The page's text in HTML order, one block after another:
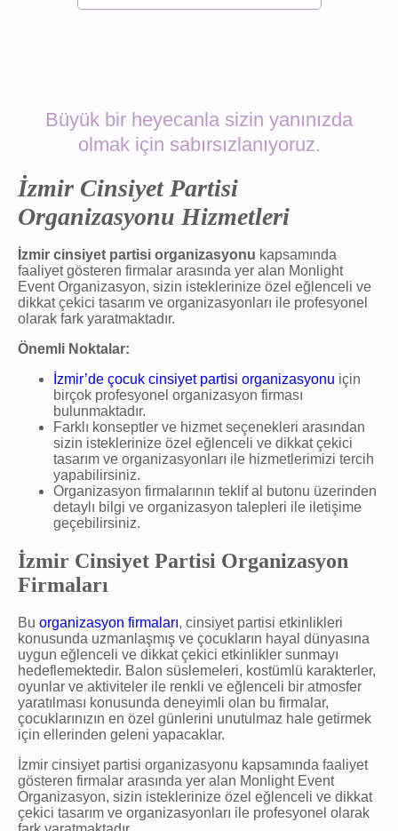
Büyük bir heyecanla sizin yanınızda
olmak için sabırsızlanıyoruz.
İzmir Cinsiyet Partisi
Organizasyonu Hizmetleri
İzmir cinsiyet partisi organizasyonu kapsamında
faaliyet gösteren firmalar arasında yer alan Monlight
Event Organizasyon, sizin isteklerinize özel eğlenceli ve
dikkat çekici tasarım ve organizasyonları ile profesyonel
olarak fark yaratmaktadır.
Önemli Noktalar:
İzmir’de çocuk cinsiyet partisi organizasyonu için
birçok profesyonel organizasyon firması
bulunmaktadır.
Farklı konseptler ve hizmet seçenekleri arasından
sizin isteklerinize özel eğlenceli ve dikkat çekici
tasarım ve organizasyonları ile hizmetlerimizi tercih
yapabilirsiniz.
Organizasyon firmalarının teklif al butonu üzerinden
detaylı bilgi ve organizasyon talepleri ile iletişime
geçebilirsiniz.
İzmir Cinsiyet Partisi Organizasyon
Firmaları
Bu organizasyon firmaları, cinsiyet partisi etkinlikleri
konusunda uzmanlaşmış ve çocukların hayal dünyasına
uygun eğlenceli ve dikkat çekici etkinlikler sunmayı
hedeflemektedir. Balon süslemeleri, kostümlü karakterler,
oyunlar ve aktiviteler ile renkli ve eğlenceli bir atmosfer
yaratılması konusunda deneyimli olan bu firmalar,
çocuklarınızın en özel günlerini unutulmaz hale getirmek
için ellerinden geleni yapacaklar.
İzmir cinsiyet partisi organizasyonu kapsamında faaliyet
gösteren firmalar arasında yer alan Monlight Event
Organizasyon, sizin isteklerinize özel eğlenceli ve dikkat
çekici tasarım ve organizasyonları ile profesyonel olarak